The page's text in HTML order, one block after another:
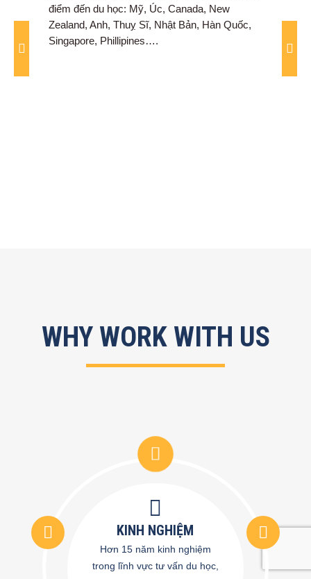
điểm đến du học: Mỹ, Úc, Canada, New
Zealand, Anh, Thuỵ Sĩ, Nhật Bản, Hàn Quốc,
Singapore, Phillipines….
chọn
WHY WORK WITH US
KINH NGHIỆM
Hơn 15 năm kinh nghiệm
trong lĩnh vực tư vấn du học,